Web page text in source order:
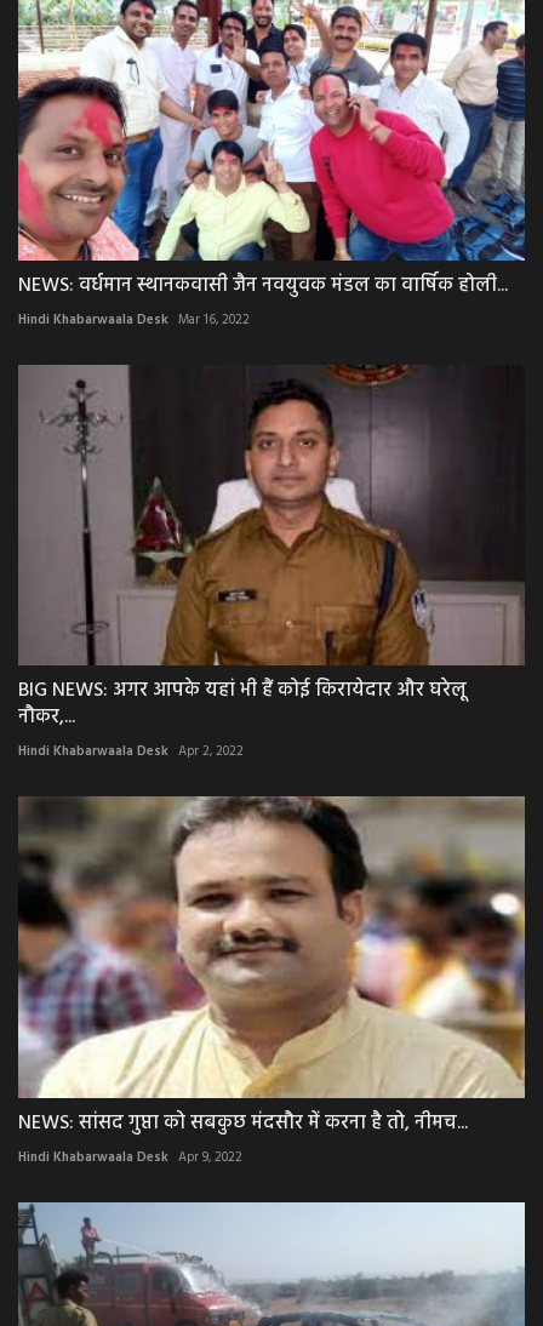
NEWS: वर्धमान स्थानकवासी जैन नवयुवक मंडल का वार्षिक होली...
Hindi Khabarwaala Desk Mar 16, 2022
BIG NEWS: अगर आपके यहां भी हैं कोई किरायेदार और घरेलू
नौकर,...
Hindi Khabarwaala Desk Apr 2, 2022
NEWS: सांसद गुप्ता को सबकुछ मंदसौर में करना है तो, नीमच...
Hindi Khabarwaala Desk Apr 9, 2022